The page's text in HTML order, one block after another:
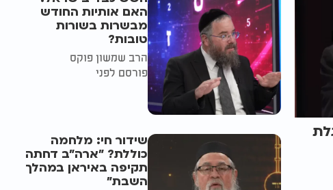
האם אותיות החודש
מבשרות בשורות
טובות?
הרב שמשון פוקס
פורסם לפני
שידור חי: מלחמה
כוללת? ״ארה"ב דחתה
תקיפה באיראן במהלך
השבת״